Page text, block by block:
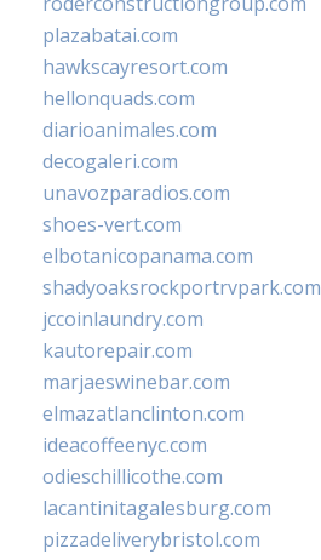
plazabatai.com
hawkscayresort.com
hellonquads.com
diarioanimales.com
decogaleri.com
unavozparadios.com
shoes-vert.com
elbotanicopanama.com
shadyoaksrockportrvpark.com
jccoinlaundry.com
kautorepair.com
marjaeswinebar.com
elmazatlanclinton.com
ideacoffeenyc.com
odieschillicothe.com
lacantinitagalesburg.com
pizzadeliverybristol.com